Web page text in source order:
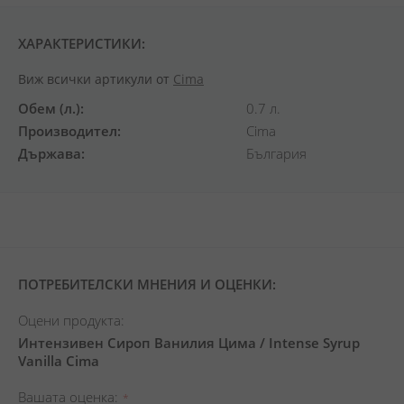
ХАРАКТЕРИСТИКИ:
Виж всички артикули от Cima
Обем (л.)
0.7 л.
Производител
Cima
Държава
България
ПОТРЕБИТЕЛСКИ МНЕНИЯ И ОЦЕНКИ:
Оцени продукта:
Интензивен Сироп Ванилия Цима / Intense Syrup
Vanilla Cima
Вашата оценка